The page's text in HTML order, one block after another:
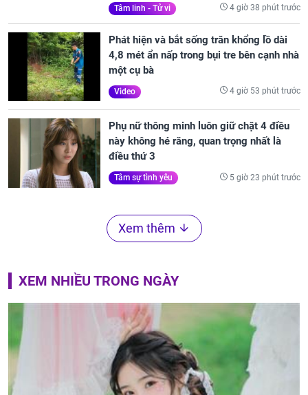
Tâm linh - Tử vi 4 giờ 38 phút trước
Phát hiện và bắt sống trăn khổng lồ dài
4,8 mét ẩn nấp trong bụi tre bên cạnh nhà
một cụ bà
Video 4 giờ 53 phút trước
Phụ nữ thông minh luôn giữ chặt 4 điều
này không hé răng, quan trọng nhất là
điều thứ 3
Tâm sự tình yêu 5 giờ 23 phút trước
Xem thêm
XEM NHIỀU TRONG NGÀY